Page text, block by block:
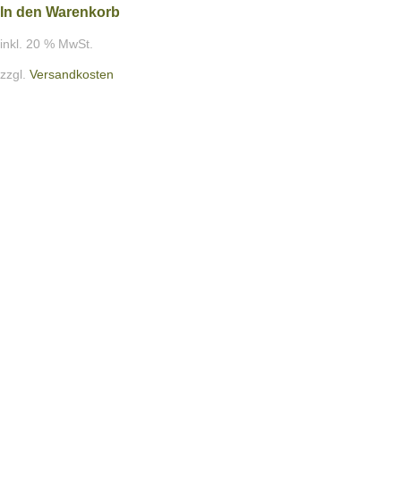
In den Warenkorb
inkl. 20 % MwSt.
zzgl. Versandkosten